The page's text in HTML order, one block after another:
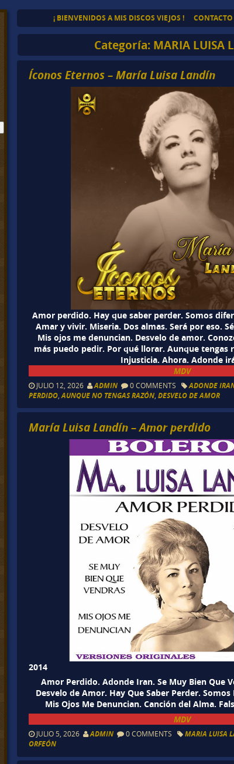
¡ BIENVENIDOS A MIS DISCOS VIEJOS ! CONTACTO
Categoría: MARIA LUISA
Íconos Eternos – María Luisa Landín
Amor perdido. Hay que saber perder. Somos
Amar y vivir. Miseria. Dos almas. Será por eso.
Mis ojos me denuncian. Desvelo de amor.
más puedo pedir. Por qué llorar. Aunque tengas
Injusticia. Ahora. Adonde
MDV
JULIO 12, 2026 ADMIN 0 COMMENTS ADONDE
PERDIDO ,AUNQUE NO TENGAS RAZÓN ,DESVELO DE AMOR
María Luisa Landín – Amor perdido
2014
Amor Perdido. Adonde Iran. Se Muy Bien Que
Desvelo de Amor. Hay Que Saber Perder.
Mis Ojos Me Denuncian. Canción del Alma.
MDV
JULIO 5, 2026 ADMIN 0 COMMENTS MARIA LUISA
ORFEÓN